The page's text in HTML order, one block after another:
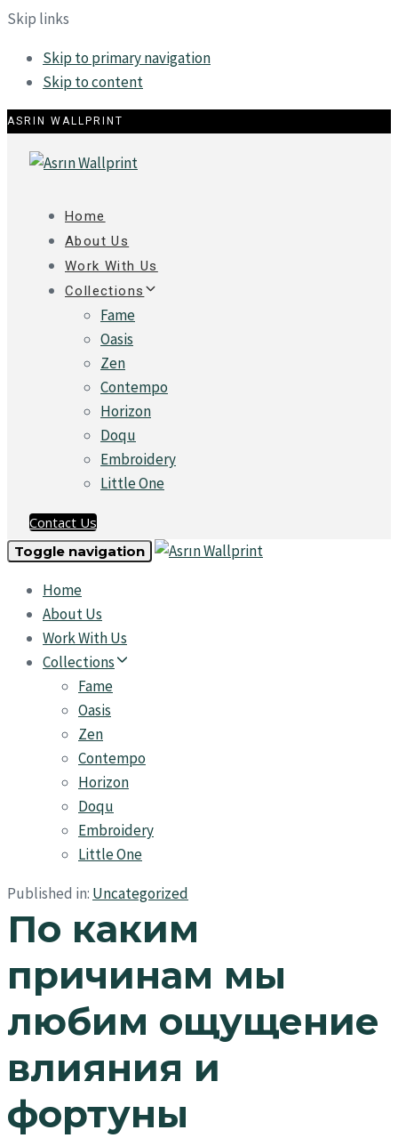
Skip links
Skip to primary navigation
Skip to content
ASRIN WALLPRINT
Home
About Us
Work With Us
Collections
Fame
Oasis
Zen
Contempo
Horizon
Doqu
Embroidery
Little One
Contact Us
Toggle navigation
Home
About Us
Work With Us
Collections
Fame
Oasis
Zen
Contempo
Horizon
Doqu
Embroidery
Little One
Published in: Uncategorized
По каким
причинам мы
любим ощущение
влияния и
фортуны